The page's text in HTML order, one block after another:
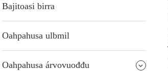
Bajitoasi birra
Oahpahusa ulbmil
Oahpahusa árvovuođđu